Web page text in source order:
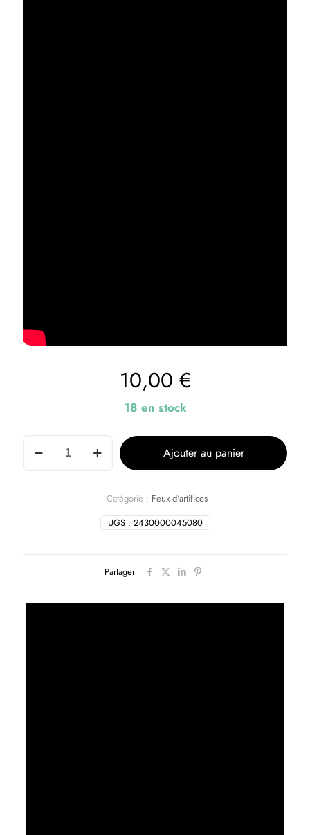
10,00 €
18 en stock
Ajouter au panier
UGS : 2430000045080
Catégorie : Feux d'artifices
Partager